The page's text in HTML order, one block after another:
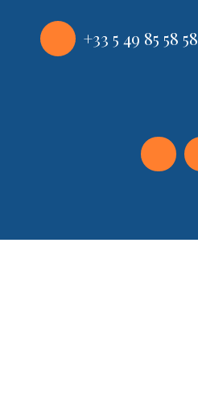
+33 5 49 85 58 58